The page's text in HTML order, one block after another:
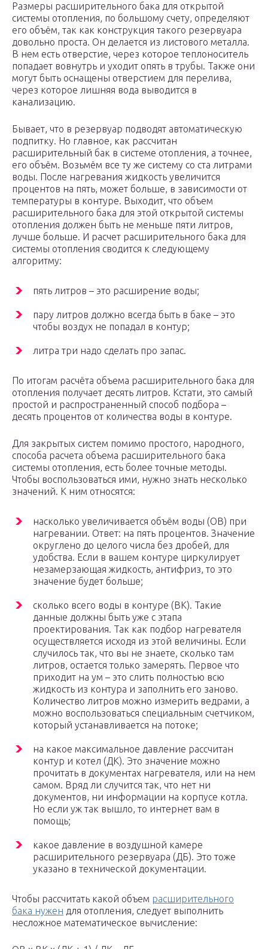
Размеры расширительного бака для открытой
системы отопления, по большому счету, определяют
его объём, так как конструкция такого резервуара
довольно проста. Он делается из листового металла.
В нем есть отверстие, через которое теплоноситель
попадает вовнутрь и уходит опять в трубы. Также они
могут быть оснащены отверстием для перелива,
через которое лишняя вода выводится в
канализацию.
Бывает, что в резервуар подводят автоматическую
подпитку. Но главное, как рассчитан
расширительный бак в системе отопления, а точнее,
его объём. Возьмём все ту же систему со ста литрами
воды. После нагревания жидкость увеличится
процентов на пять, может больше, в зависимости от
температуры в контуре. Выходит, что объем
расширительного бака для этой открытой системы
отопления должен быть не меньше пяти литров,
лучше больше. И расчет расширительного бака для
системы отопления сводится к следующему
алгоритму:
пять литров – это расширение воды;
пару литров должно всегда быть в баке – это
чтобы воздух не попадал в контур;
литра три надо сделать про запас.
По итогам расчёта объема расширительного бака для
отопления получает десять литров. Кстати, это самый
простой и распространенный способ подбора –
десять процентов от количества воды в контуре.
Для закрытых систем помимо простого, народного,
способа расчета объема расширительного бака
системы отопления, есть более точные методы.
Чтобы воспользоваться ими, нужно знать несколько
значений. К ним относятся:
насколько увеличивается объём воды (ОВ) при
нагревании. Ответ: на пять процентов. Значение
округлено до целого числа без дробей, для
удобства. Если в вашем контуре циркулирует
незамерзающая жидкость, антифриз, то это
значение будет больше;
сколько всего воды в контуре (ВК). Такие
данные должны быть уже с этапа
проектирования. Так как подбор нагревателя
осуществляется исходя из этой величины. Если
случилось так, что вы не знаете, сколько там
литров, остается только замерять. Первое что
приходит на ум – это слить полностью всю
жидкость из контура и заполнить его заново.
Количество литров можно измерить ведрами, а
можно воспользоваться специальным счетчиком,
который устанавливается на потоке;
на какое максимальное давление рассчитан
контур и котел (ДК). Это значение можно
прочитать в документах нагревателя, или на нем
самом. Вряд ли случится так, что нет ни
документов, ни информации на корпусе котла.
Но если уж так вышло, то интернет вам в
помощь;
какое давление в воздушной камере
расширительного резервуара (ДБ). Это тоже
указано в технической документации.
Чтобы рассчитать какой объем расширительного
бака нужен для отопления, следует выполнить
несложное математическое вычисление: